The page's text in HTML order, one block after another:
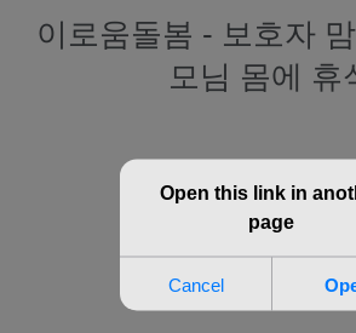
이로움돌봄 - 보호자
모님 몸에 휴